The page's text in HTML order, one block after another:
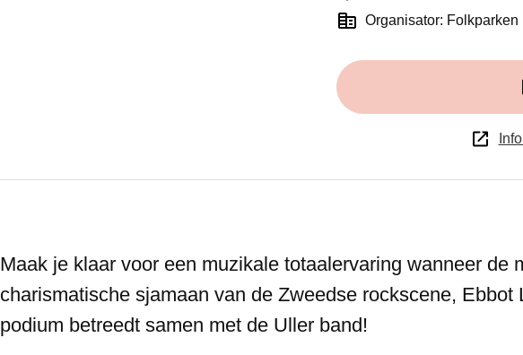
Organisator: Folkparken
Maak je klaar voor een muzikale totaalervaring wanneer de
charismatische sjamaan van de Zweedse rockscene, Ebbot
podium betreedt samen met de Uller band!